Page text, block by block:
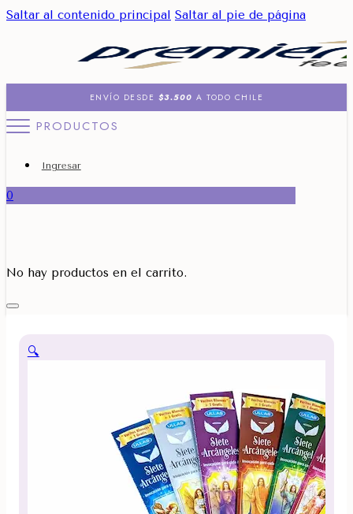
Saltar al contenido principal Saltar al pie de página
ENVÍO DESDE $3.500 A TODO CHILE
PRODUCTOS
Ingresar
0
No hay productos en el carrito.
🔍